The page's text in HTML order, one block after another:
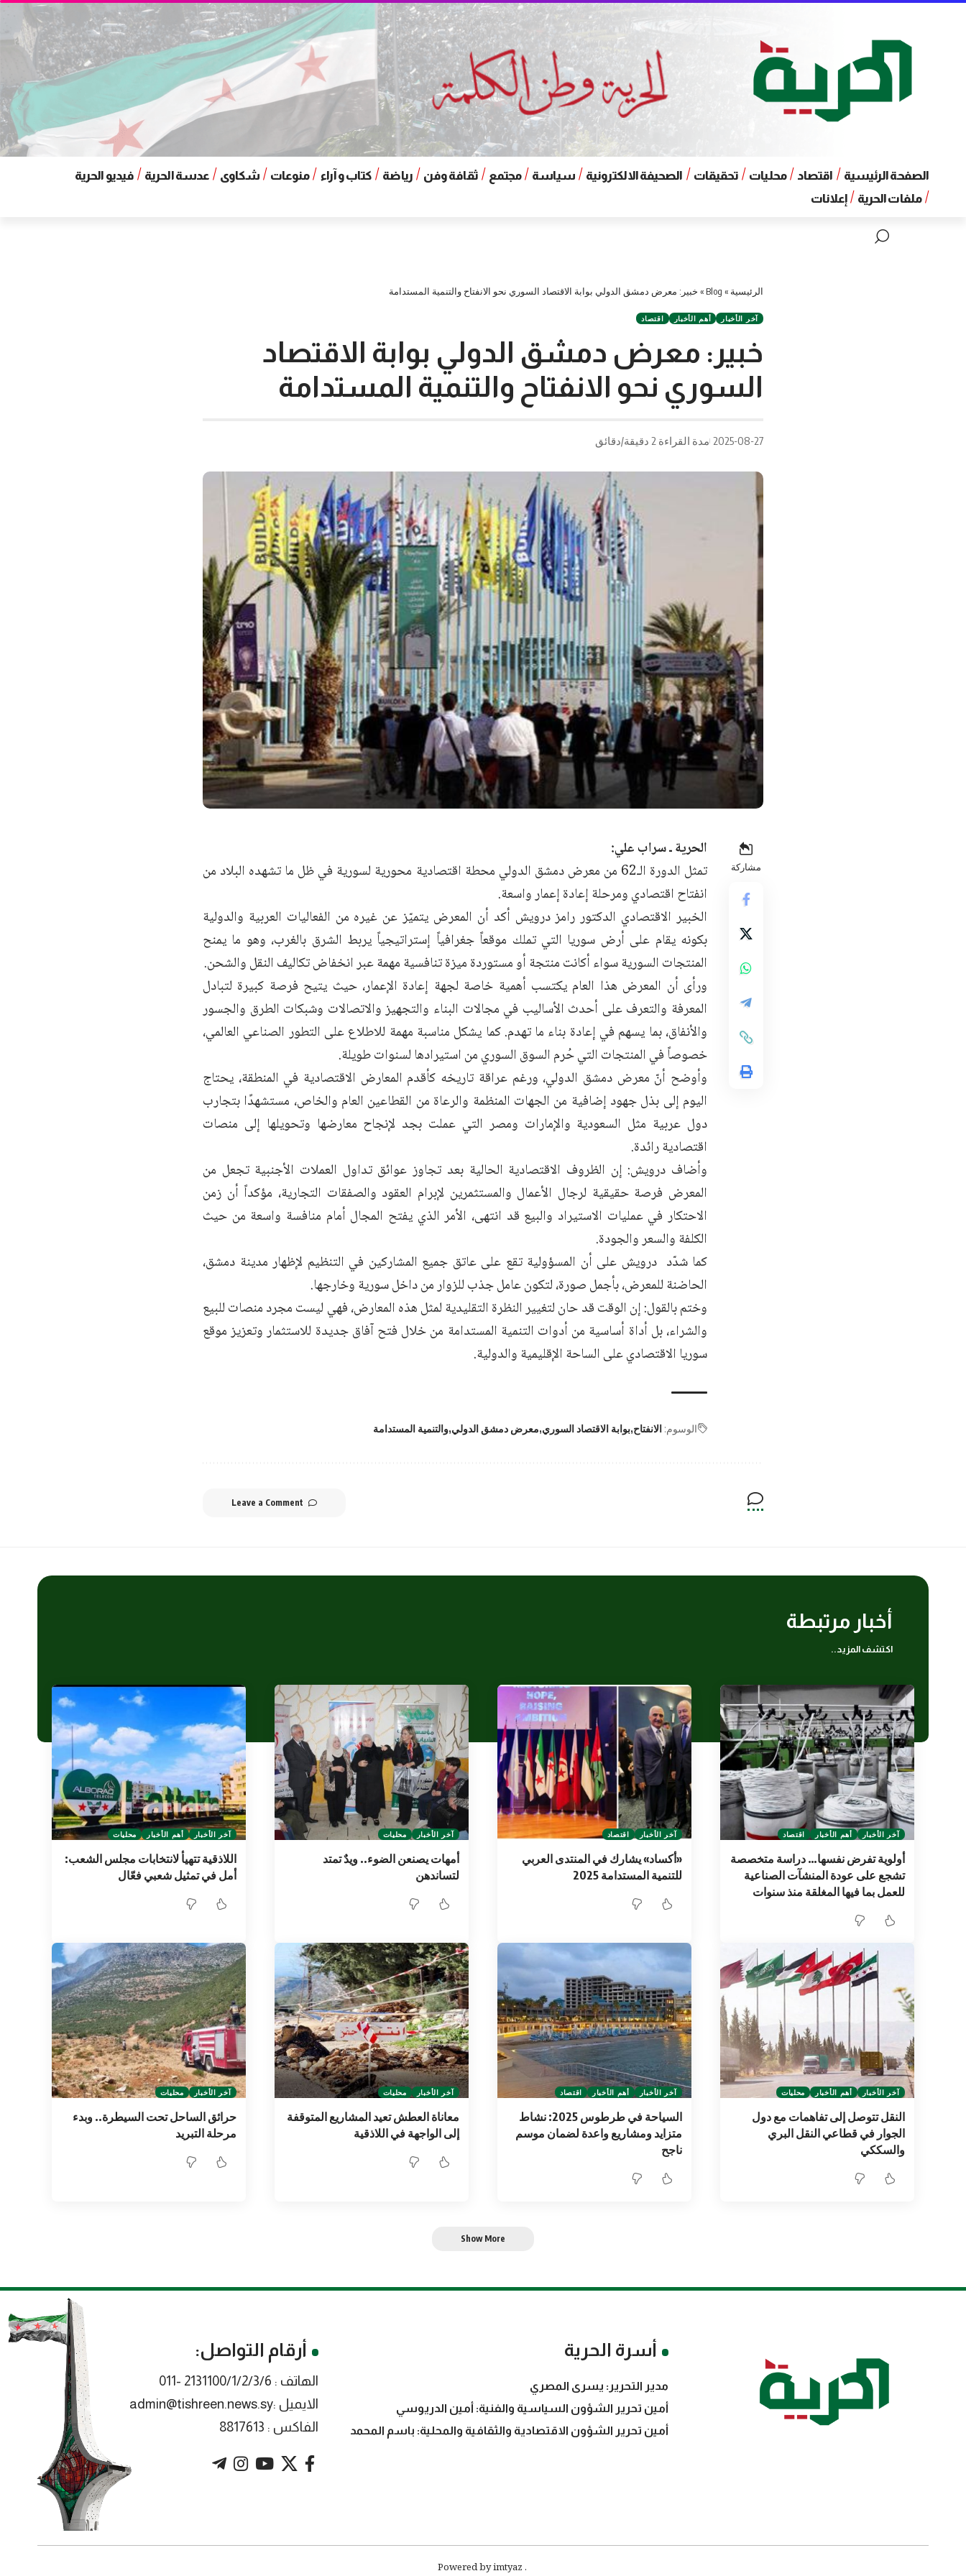
الصفحة الرئيسية اقتصاد محليات تحقيقات الصحيفة الالكترونية سياسة مجتمع ثقافة وفن رياضة كتاب و آراء منوعات شكاوى عدسة الحرية
فيديو الحرية
ملفات الحرية
إعلانات
الرئيسية »
Blog
» خبير: معرض دمشق الدولي بوابة الاقتصاد السوري نحو الانفتاح والتنمية المستدامة
آخر الأخبار أهم الأخبار اقتصاد
خبير: معرض دمشق الدولي بوابة الاقتصاد
السوري نحو الانفتاح والتنمية المستدامة
2025-08-27 مدة القراءة 2 دقيقة/دقائق
مشاركة
الحرية ـ سراب علي:
تمثل الدورة الـ62 من معرض دمشق الدولي محطة اقتصادية محورية لسورية في ظل ما تشهده البلاد من
انفتاح اقتصادي ومرحلة إعادة إعمار واسعة.
الخبير الاقتصادي الدكتور رامز درويش أكد أن المعرض يتميّز عن غيره من الفعاليات العربية والدولية
بكونه يقام على أرض سوريا التي تملك موقعاً جغرافياً إستراتيجياً يربط الشرق بالغرب، وهو ما يمنح
المنتجات السورية سواء أكانت منتجة أو مستوردة ميزة تنافسية مهمة عبر انخفاض تكاليف النقل والشحن.
ورأى أن المعرض هذا العام يكتسب أهمية خاصة لجهة إعادة الإعمار، حيث يتيح فرصة كبيرة لتبادل
المعرفة والتعرف على أحدث الأساليب في مجالات البناء والتجهيز والاتصالات وشبكات الطرق والجسور
والأنفاق، بما يسهم في إعادة بناء ما تهدم. كما يشكل مناسبة مهمة للاطلاع على التطور الصناعي العالمي،
خصوصاً في المنتجات التي حُرم السوق السوري من استيرادها لسنوات طويلة.
وأوضح أنّ معرض دمشق الدولي، ورغم عراقة تاريخه كأقدم المعارض الاقتصادية في المنطقة، يحتاج
اليوم إلى بذل جهود إضافية من الجهات المنظمة والرعاة من القطاعين العام والخاص، مستشهدًا بتجارب
دول عربية مثل السعودية والإمارات ومصر التي عملت بجد لإنجاح معارضها وتحويلها إلى منصات
اقتصادية رائدة.
وأضاف درويش: إن الظروف الاقتصادية الحالية بعد تجاوز عوائق تداول العملات الأجنبية تجعل من
المعرض فرصة حقيقية لرجال الأعمال والمستثمرين لإبرام العقود والصفقات التجارية، مؤكداً أن زمن
الاحتكار في عمليات الاستيراد والبيع قد انتهى، الأمر الذي يفتح المجال أمام منافسة واسعة من حيث
الكلفة والسعر والجودة.
كما شدّد درويش على أن المسؤولية تقع على عاتق جميع المشاركين في التنظيم لإظهار مدينة دمشق،
الحاضنة للمعرض، بأجمل صورة، لتكون عامل جذب للزوار من داخل سورية وخارجها.
وختم بالقول: إن الوقت قد حان لتغيير النظرة التقليدية لمثل هذه المعارض، فهي ليست مجرد منصات للبيع
والشراء، بل أداة أساسية من أدوات التنمية المستدامة من خلال فتح آفاق جديدة للاستثمار وتعزيز موقع
سوريا الاقتصادي على الساحة الإقليمية والدولية.
الوسوم: الانفتاح بوابة الاقتصاد السوري معرض دمشق الدولي والتنمية المستدامة
Leave a Comment
أخبار مرتبطة
اكتشف المزيد..
آخر الأخبار أهم الأخبار اقتصاد
أولوية تفرض نفسها… دراسة متخصصة
تشجع على عودة المنشآت الصناعية
للعمل بما فيها المغلقة منذ سنوات
آخر الأخبار اقتصاد
«أكساد» يشارك في المنتدى العربي
للتنمية المستدامة 2025
آخر الأخبار محليات
أمهات يصنعن الضوء.. ويدٌ تمتد
لتساندهن
آخر الأخبار أهم الأخبار محليات
اللاذقية تتهيأ لانتخابات مجلس الشعب:
أمل في تمثيل شعبي فعّال
آخر الأخبار أهم الأخبار محليات
النقل تتوصل إلى تفاهمات مع دول
الجوار في قطاعي النقل البري
والسككي
آخر الأخبار أهم الأخبار اقتصاد
السياحة في طرطوس 2025: نشاط
متزايد ومشاريع واعدة لضمان موسم
ناجح
آخر الأخبار محليات
معاناة العطش تعيد المشاريع المتوقفة
إلى الواجهة في اللاذقية
آخر الأخبار محليات
حرائق الساحل تحت السيطرة.. وبدء
مرحلة التبريد
Show More
أسرة الحرية
مدير التحرير: يسرى المصري
أمين تحرير الشؤون السياسية والفنية: أمين الدريوسي
أمين تحرير الشؤون الاقتصادية والثقافية والمحلية: باسم المحمد
أرقام التواصل:
الهاتف : 2131100/1/2/3/6 -011
الايميل :admin@tishreen.news.sy
الفاكس : 8817613
. Powered by imtyaz